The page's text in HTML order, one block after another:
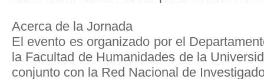
Acerca de la Jornada
El evento es organizado por el
la Facultad de Humanidades de la
conjunto con la Red Nacional de